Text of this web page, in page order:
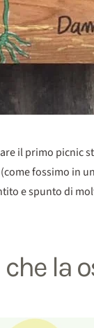
il primo picnic
fossimo
e spunto di
la